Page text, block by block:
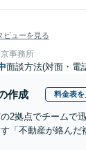
ビューを見る
事務所
面談方法(対面・電
作成 料金表を
の2拠点でチーム
「不動産が絡ん